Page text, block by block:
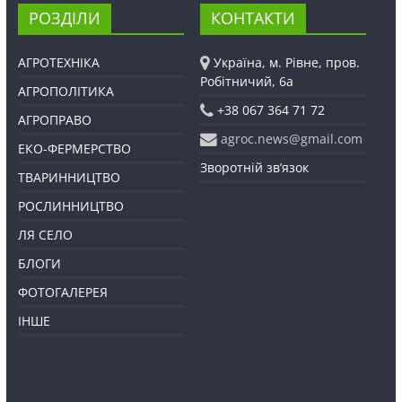
РОЗДІЛИ
АГРОТЕХНІКА
АГРОПОЛІТИКА
АГРОПРАВО
ЕКО-ФЕРМЕРСТВО
ТВАРИННИЦТВО
РОСЛИННИЦТВО
ЛЯ СЕЛО
БЛОГИ
ФОТОГАЛЕРЕЯ
ІНШЕ
КОНТАКТИ
Україна, м. Рівне, пров.
Робітничий, 6а
+38 067 364 71 72
agroc.news@gmail.com
Зворотній зв’язок